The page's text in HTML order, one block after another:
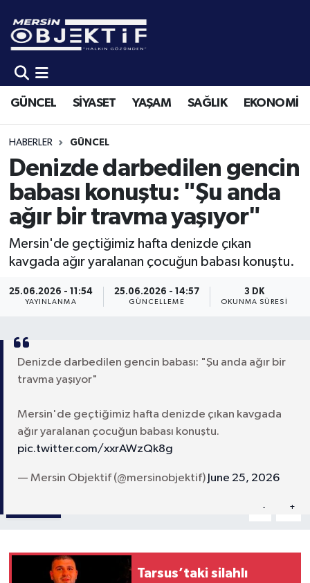
GÜNCEL SİYASET YAŞAM SAĞLIK EKONOMİ
HABERLER GÜNCEL
Denizde darbedilen gencin
babası konuştu: "Şu anda
ağır bir travma yaşıyor"
Mersin'de geçtiğimiz hafta denizde çıkan
kavgada ağır yaralanan çocuğun babası konuştu.
25.06.2026 - 11:54
YAYINLANMA
25.06.2026 - 14:57
GÜNCELLEME
3 DK
OKUNMA SÜRESI
Denizde darbedilen gencin babası: "Şu anda ağır bir
travma yaşıyor"
Mersin'de geçtiğimiz hafta denizde çıkan kavgada
ağır yaralanan çocuğun babası konuştu.
pic.twitter.com/xxrAWzQk8g
— Mersin Objektif (@mersinobjektif) June 25, 2026
- +
Tarsus’taki silahlı
GÜNCEL
SİYASET
YAŞAM
SAĞLIK
EKONOMİ
KÜLTÜR-SANAT
EĞİTİM
Mersin Hava Durumu
Mersin Trafik Yoğunluk Haritası
Süper Lig Puan Durumu ve Fikstür
Tüm Manşetler
Son Dakika Haberleri